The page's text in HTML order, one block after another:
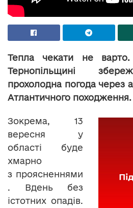
Тепла чекати не
Тернопільщині
прохолодна погода через
Атлантичного походження.
Зокрема, 13
вересня у
області буде
хмарно
з проясненнями
. Вдень без
істотних опадів.